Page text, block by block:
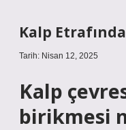
Kalp
Tarih: Nisan 12, 2025
Kalp
birikmesi